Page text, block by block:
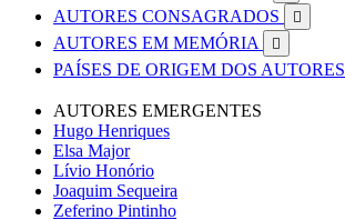
AUTORES CONSAGRADOS 
AUTORES EM MEMÓRIA 
PAÍSES DE ORIGEM DOS AUTORES
AUTORES EMERGENTES
Hugo Henriques
Elsa Major
Lívio Honório
Joaquim Sequeira
Zeferino Pintinho